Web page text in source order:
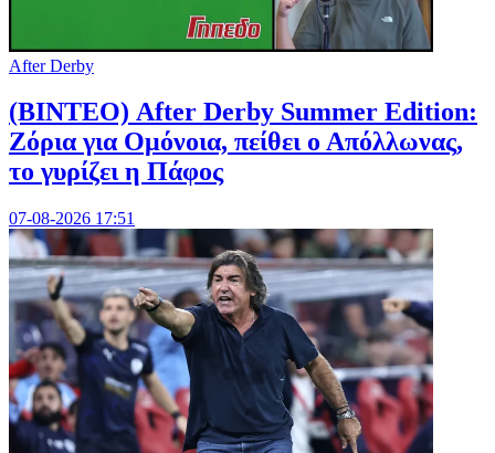
After Derby
(ΒΙΝΤΕΟ) After Derby Summer Edition:
Ζόρια για Ομόνοια, πείθει ο Απόλλωνας,
το γυρίζει η Πάφος
07-08-2026 17:51